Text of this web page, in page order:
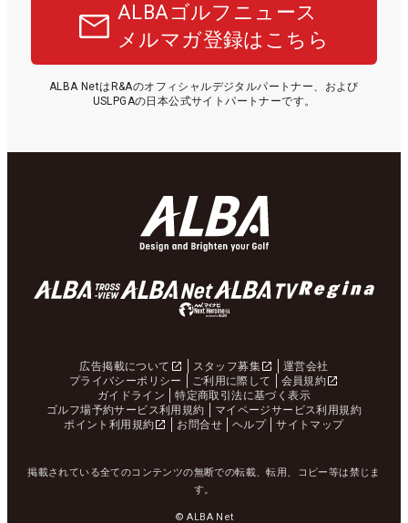
ALBAゴルフニュース
メルマガ登録はこちら
ALBA NetはR&Aのオフィシャルデジタルパートナー、および
USLPGAの日本公式サイトパートナーです。
広告掲載について スタッフ募集
運営会社
プライバシーポリシー
ご利用に際して
会員規約
ガイドライン
特定商取引法に基づく表示
ゴルフ場予約サービス利用規約
マイページサービス利用規約
ポイント利用規約
お問合せ ヘルプ サイトマップ
掲載されている全てのコンテンツの無断での転載、転用、コピー等は禁じま
す。
© ALBA Net